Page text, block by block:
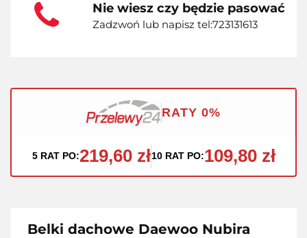
Nie wiesz czy będzie pasować
Zadzwoń lub napisz tel:723131613
RATY 0%
5 RAT PO:219,60 zł10 RAT PO:109,80 zł
Belki dachowe Daewoo Nubira